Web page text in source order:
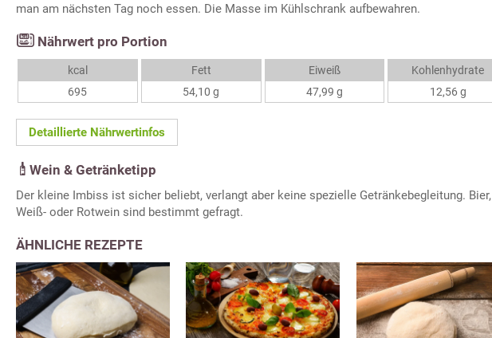
man am nächsten Tag noch essen. Die Masse im Kühlschrank aufbewahren.
Nährwert pro Portion
kcal
695
Fett
54,10 g
Eiweiß
47,99 g
Kohlenhydrate
12,56 g
Detaillierte Nährwertinfos
Wein & Getränketipp
Der kleine Imbiss ist sicher beliebt, verlangt aber keine spezielle Getränkebegleitung. Bier,
Weiß- oder Rotwein sind bestimmt gefragt.
ÄHNLICHE REZEPTE